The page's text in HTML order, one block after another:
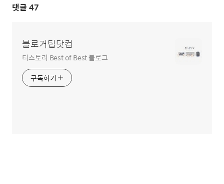
댓글 47
블로거팁닷컴
티스토리 Best of Best 블로그
구독하기